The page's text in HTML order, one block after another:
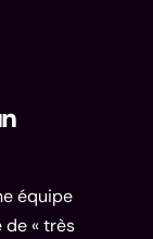
équipe
de « très